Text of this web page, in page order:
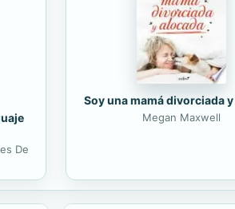
De
Soy una mamá divorciada
Megan Maxwell